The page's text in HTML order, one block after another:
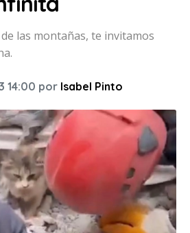
las montañas, te invitamos
14:00 por Isabel Pinto